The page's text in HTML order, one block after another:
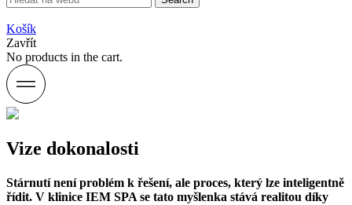
Košík
Zavřít
No products in the cart.
Vize dokonalosti
Stárnutí není problém k řešení, ale proces, který lze inteligentně
řídit. V klinice IEM SPA se tato myšlenka stává realitou díky